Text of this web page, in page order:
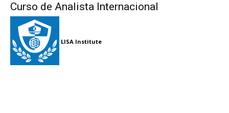
Curso de Analista Internacional
LISA Institute